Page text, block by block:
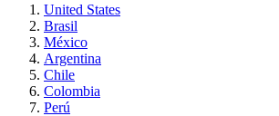
United States
Brasil
México
Argentina
Chile
Colombia
Perú